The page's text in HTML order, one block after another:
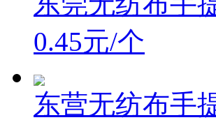
0.45元/个
东营无纺布手